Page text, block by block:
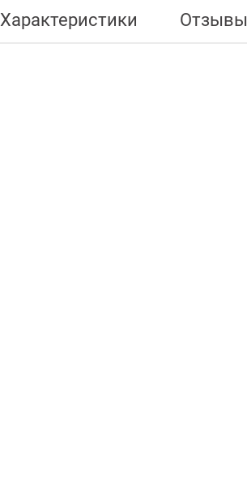
Характеристики Отзывы